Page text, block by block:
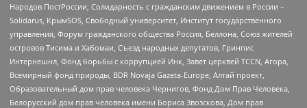
Народов ПостРоссии, Солидарность с гражданским движением в России –
Solidarus, КрымSOS, Свободный университет, Институт государственного
управления, Форум гражданского общества Россия, Беллона, Союз жителей
островов Тисима и Хабомаи, Съезд народных депутатов, Гринпис
Интернешнл, Фонд борьбы с коррупцией Инк, Завет церквей TCCN, Агора,
Всемирный фонд природы, BDR Novaja Gazeta-Europe, Алтай проект,
Образовательный дом прав человека Чернигов, Фонд Дом Прав Человека,
Белорусский дом прав человека имени Бориса Звозскова, Дом прав